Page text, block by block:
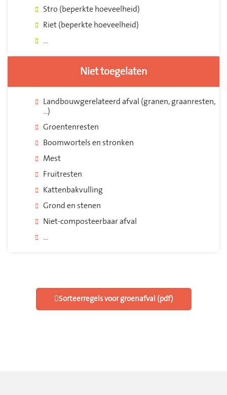
Stro (beperkte hoeveelheid)
Riet (beperkte hoeveelheid)
...
Niet toegelaten
Landbouwgerelateerd afval (granen, graanresten,
...)
Groentenresten
Boomwortels en stronken
Mest
Fruitresten
Kattenbakvulling
Grond en stenen
Niet-composteerbaar afval
...
Sorteerregels voor groenafval (pdf)